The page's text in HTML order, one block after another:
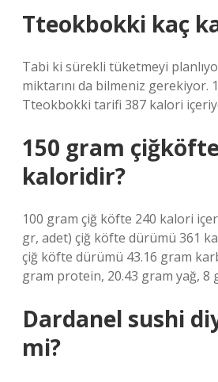
Tteokbokki kaç
Tabi ki sürekli tüketmeyi
miktarını da bilmeniz gerekiyor.
Tteokbokki tarifi 387 kalori
150 gram
kaloridir?
100 gram çiğ köfte 240 kalori
gr, adet) çiğ köfte dürümü 361
çiğ köfte dürümü 43.16 gram
gram protein, 20.43 gram yağ, 8
Dardanel sushi
mi?